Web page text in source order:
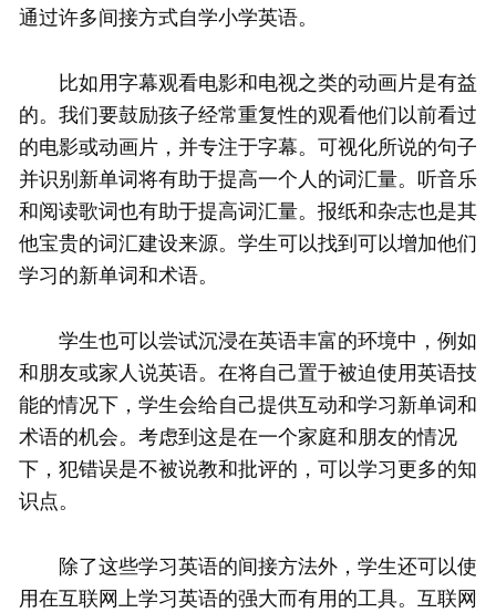
通过许多间接方式自学小学英语。
比如用字幕观看电影和电视之类的动画片是有益
的。我们要鼓励孩子经常重复性的观看他们以前看过
的电影或动画片，并专注于字幕。可视化所说的句子
并识别新单词将有助于提高一个人的词汇量。听音乐
和阅读歌词也有助于提高词汇量。报纸和杂志也是其
他宝贵的词汇建设来源。学生可以找到可以增加他们
学习的新单词和术语。
学生也可以尝试沉浸在英语丰富的环境中，例如
和朋友或家人说英语。在将自己置于被迫使用英语技
能的情况下，学生会给自己提供互动和学习新单词和
术语的机会。考虑到这是在一个家庭和朋友的情况
下，犯错误是不被说教和批评的，可以学习更多的知
识点。
除了这些学习英语的间接方法外，学生还可以使
用在互联网上学习英语的强大而有用的工具。互联网